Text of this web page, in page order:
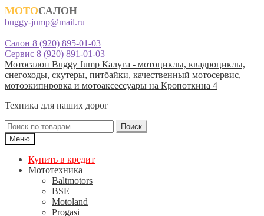
МОТОСАЛОН
buggy-jump@mail.ru
Салон 8 (920) 895-01-03
Сервис 8 (920) 891-01-03
Перейти
к
навигации
Перейти
к
содержимому
Мотосалон Buggy Jump Калуга - мотоциклы, квадроциклы,
снегоходы, скутеры, питбайки, качественный мотосервис,
мотоэкипировка и мотоаксессуары на Кропоткина 4
Техника для наших дорог
Искать:
Поиск
Меню
Купить в кредит
Мототехника
Baltmotors
BSE
Motoland
Progasi